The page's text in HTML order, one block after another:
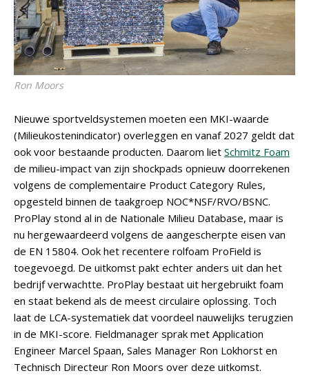
Ron Moors
Nieuwe sportveldsystemen moeten een MKI-waarde
(Milieukostenindicator) overleggen en vanaf 2027 geldt dat
ook voor bestaande producten. Daarom liet Schmitz Foam
de milieu-impact van zijn shockpads opnieuw doorrekenen
volgens de complementaire Product Category Rules,
opgesteld binnen de taakgroep NOC*NSF/RVO/BSNC.
ProPlay stond al in de Nationale Milieu Database, maar is
nu hergewaardeerd volgens de aangescherpte eisen van
de EN 15804. Ook het recentere rolfoam ProField is
toegevoegd. De uitkomst pakt echter anders uit dan het
bedrijf verwachtte. ProPlay bestaat uit hergebruikt foam
en staat bekend als de meest circulaire oplossing. Toch
laat de LCA-systematiek dat voordeel nauwelijks terugzien
in de MKI-score. Fieldmanager sprak met Application
Engineer Marcel Spaan, Sales Manager Ron Lokhorst en
Technisch Directeur Ron Moors over deze uitkomst.